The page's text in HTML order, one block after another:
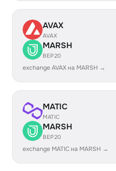
AVAX
AVAX
MARSH
BEP20
exchange AVAX на MARSH →
MATIC
MATIC
MARSH
BEP20
exchange MATIC на MARSH →